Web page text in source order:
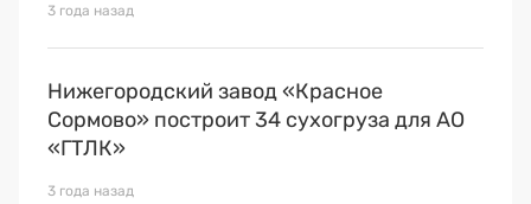
3 года назад
Нижегородский завод «Красное
Сормово» построит 34 сухогруза для АО
«ГТЛК»
3 года назад